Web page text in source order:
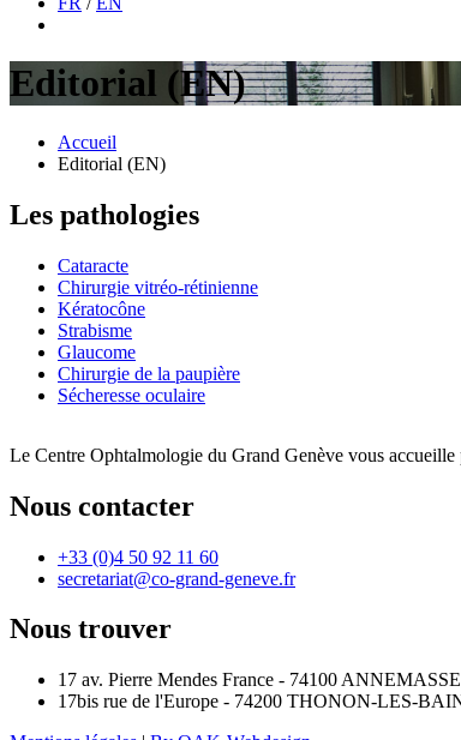
Editorial (EN)
Accueil
Editorial (EN)
Les pathologies
Cataracte
Chirurgie vitréo-rétinienne
Kératocône
Strabisme
Glaucome
Chirurgie de la paupière
Sécheresse oculaire
Le Centre Ophtalmologie du Grand Genève vous accueille
Nous contacter
+33 (0)4 50 92 11 60
secretariat@co-grand-geneve.fr
Nous trouver
17 av. Pierre Mendes France - 74100 ANNEMASSE
17bis rue de l'Europe - 74200 THONON-LES-